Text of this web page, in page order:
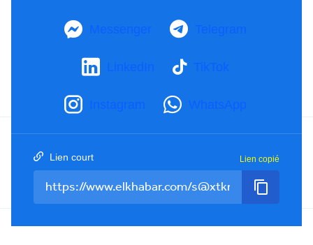
Mention Légale
Facebook TikTok
Twitter RSS
Messenger Telegram
LinkedIn TikTok
Instagram WhatsApp
Lien court Lien copié